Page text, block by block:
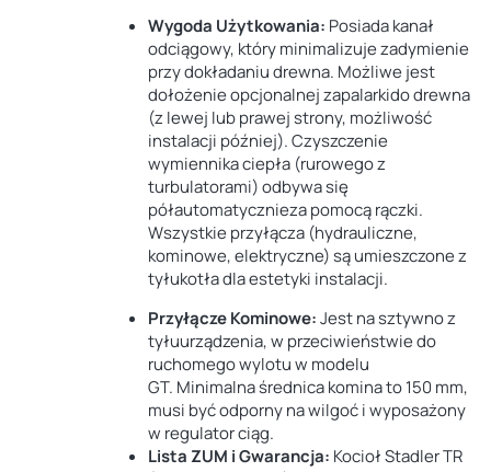
Wygoda Użytkowania: Posiadakanał
odciągowy, który minimalizuje zadymienie
przy dokładaniu drewna. Możliwe jest
dołożenieopcjonalnej zapalarkido drewna
(z lewej lub prawej strony, możliwość
instalacji później). Czyszczenie
wymiennika ciepła (rurowego z
turbulatorami) odbywa się
półautomatycznieza pomocą rączki.
Wszystkie przyłącza (hydrauliczne,
kominowe, elektryczne) są umieszczonez
tyłukotła dla estetyki instalacji.
Przyłącze Kominowe:Jestna sztywno z
tyłuurządzenia, w przeciwieństwie do
ruchomego wylotu w modelu
GT. Minimalna średnica komina to150 mm,
musi być odporny na wilgoć i wyposażony
w regulator ciąg.
Lista ZUM i Gwarancja: Kocioł Stadler TR